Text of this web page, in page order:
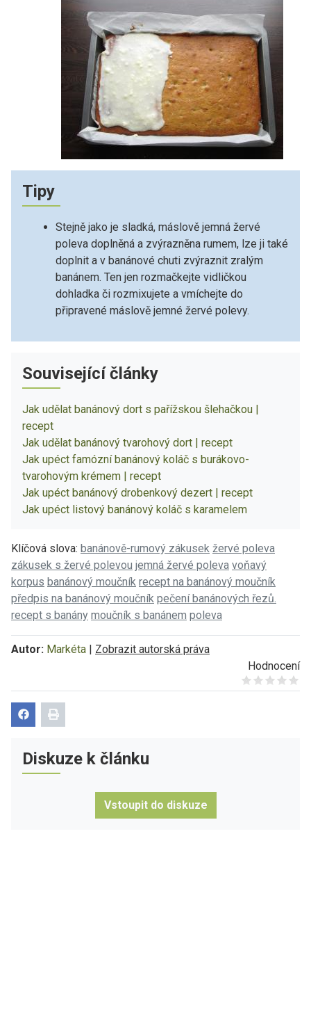
Tipy
Stejně jako je sladká, máslově jemná žervé
poleva doplněná a zvýrazněna rumem, lze ji také
doplnit a v banánové chuti zvýraznit zralým
banánem. Ten jen rozmačkejte vidličkou
dohladka či rozmixujete a vmíchejte do
připravené máslově jemné žervé polevy.
Související články
Jak udělat banánový dort s pařížskou šlehačkou |
recept
Jak udělat banánový tvarohový dort | recept
Jak upéct famózní banánový koláč s burákovo-
tvarohovým krémem | recept
Jak upéct banánový drobenkový dezert | recept
Jak upéct listový banánový koláč s karamelem
Klíčová slova: banánově-rumový zákusek žervé poleva
zákusek s žervé polevou jemná žervé poleva voňavý
korpus banánový moučník recept na banánový moučník
předpis na banánový moučník pečení banánových řezů.
recept s banány moučník s banánem poleva
Autor: Markéta | Zobrazit autorská práva
Hodnocení
Give it 1/5
Give it 2/5
Give it 3/5
Give it 4/5
Give it 5/5
Diskuze k článku
Vstoupit do diskuze